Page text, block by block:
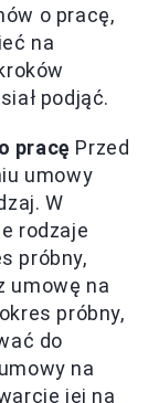
o pracę,
na
podjąć.
pracę Przed
umowy
W
rodzaje
próbny,
umowę na
próbny,
do
na
jej na